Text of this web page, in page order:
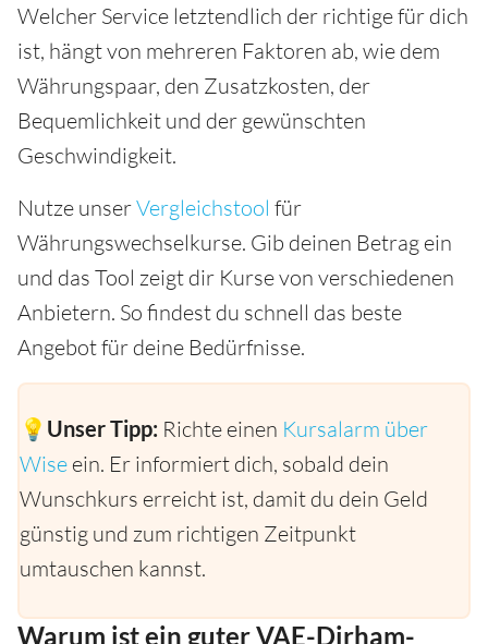
Welcher Service letztendlich der richtige für dich
ist, hängt von mehreren Faktoren ab, wie dem
Währungspaar, den Zusatzkosten, der
Bequemlichkeit und der gewünschten
Geschwindigkeit.
Nutze unserVergleichstool für
Währungswechselkurse. Gib deinen Betrag ein
und das Tool zeigt dir Kurse von verschiedenen
Anbietern. So findest du schnell das beste
Angebot für deine Bedürfnisse.
💡Unser Tipp: Richte einen Kursalarm über
Wise ein. Er informiert dich, sobald dein
Wunschkurs erreicht ist, damit du dein Geld
günstig und zum richtigen Zeitpunkt
umtauschen kannst.
Warum ist ein guter VAE-Dirham-